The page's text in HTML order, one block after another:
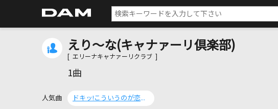
えり～な(キャナァーリ倶楽部)
[ エリーナキャナァーリクラブ ]
1曲
人気曲 ドキッ!こういうのが恋なの?